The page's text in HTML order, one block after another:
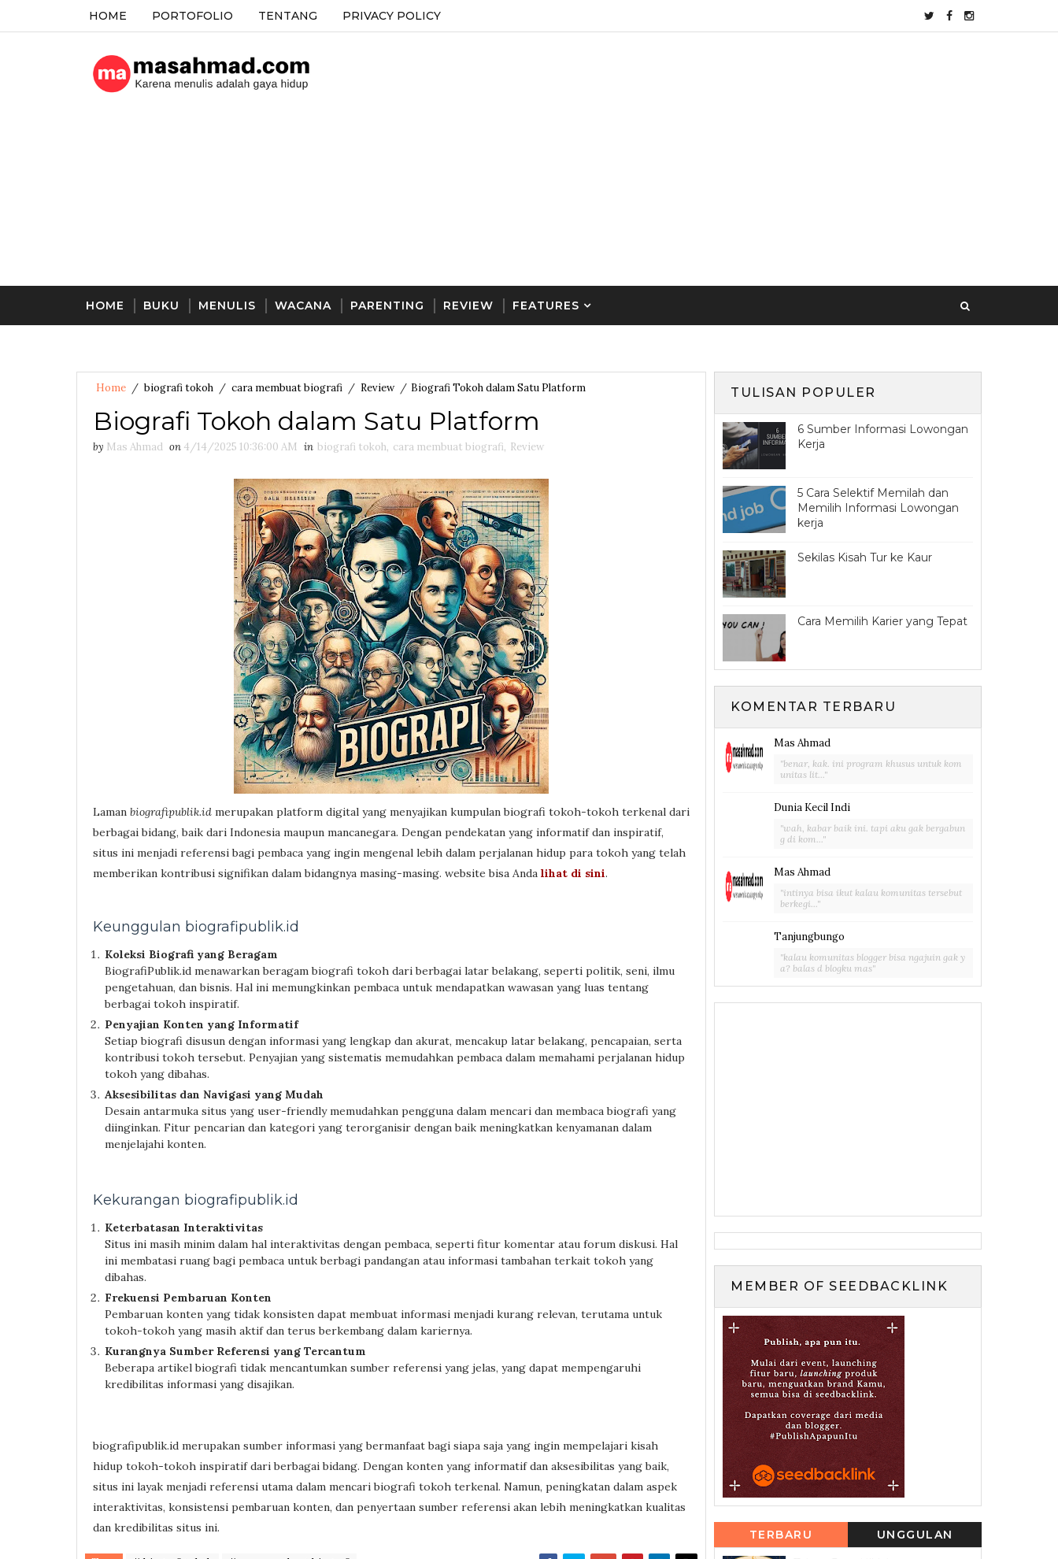
HOME PORTOFOLIO TENTANG PRIVACY POLICY
HOME BUKU MENULIS WACANA PARENTING REVIEW FEATURES
Home / biografi tokoh / cara membuat biografi / Review / Biografi Tokoh dalam Satu Platform
Biografi Tokoh dalam Satu Platform
by Mas Ahmad on 4/14/2025 10:36:00 AM in biografi tokoh, cara membuat biografi, Review
Laman biografipublik.id merupakan platform digital yang menyajikan kumpulan biografi tokoh-tokoh terkenal dari
berbagai bidang, baik dari Indonesia maupun mancanegara. Dengan pendekatan yang informatif dan inspiratif,
situs ini menjadi referensi bagi pembaca yang ingin mengenal lebih dalam perjalanan hidup para tokoh yang telah
memberikan kontribusi signifikan dalam bidangnya masing-masing. website bisa Anda lihat di sini.
Keunggulan biografipublik.id
Koleksi Biografi yang Beragam
BiografiPublik.id menawarkan beragam biografi tokoh dari berbagai latar belakang, seperti politik, seni, ilmu
pengetahuan, dan bisnis. Hal ini memungkinkan pembaca untuk mendapatkan wawasan yang luas tentang
berbagai tokoh inspiratif.
Penyajian Konten yang Informatif
Setiap biografi disusun dengan informasi yang lengkap dan akurat, mencakup latar belakang, pencapaian, serta
kontribusi tokoh tersebut. Penyajian yang sistematis memudahkan pembaca dalam memahami perjalanan hidup
tokoh yang dibahas.
Aksesibilitas dan Navigasi yang Mudah
Desain antarmuka situs yang user-friendly memudahkan pengguna dalam mencari dan membaca biografi yang
diinginkan. Fitur pencarian dan kategori yang terorganisir dengan baik meningkatkan kenyamanan dalam
menjelajahi konten.
Kekurangan biografipublik.id
Keterbatasan Interaktivitas
Situs ini masih minim dalam hal interaktivitas dengan pembaca, seperti fitur komentar atau forum diskusi. Hal
ini membatasi ruang bagi pembaca untuk berbagi pandangan atau informasi tambahan terkait tokoh yang
dibahas.
Frekuensi Pembaruan Konten
Pembaruan konten yang tidak konsisten dapat membuat informasi menjadi kurang relevan, terutama untuk
tokoh-tokoh yang masih aktif dan terus berkembang dalam kariernya.
Kurangnya Sumber Referensi yang Tercantum
Beberapa artikel biografi tidak mencantumkan sumber referensi yang jelas, yang dapat mempengaruhi
kredibilitas informasi yang disajikan.
biografipublik.id merupakan sumber informasi yang bermanfaat bagi siapa saja yang ingin mempelajari kisah
hidup tokoh-tokoh inspiratif dari berbagai bidang. Dengan konten yang informatif dan aksesibilitas yang baik,
situs ini layak menjadi referensi utama dalam mencari biografi tokoh terkenal. Namun, peningkatan dalam aspek
interaktivitas, konsistensi pembaruan konten, dan penyertaan sumber referensi akan lebih meningkatkan kualitas
dan kredibilitas situs ini.
TULISAN POPULER
6 Sumber Informasi Lowongan
Kerja
5 Cara Selektif Memilah dan
Memilih Informasi Lowongan
kerja
Sekilas Kisah Tur ke Kaur
Cara Memilih Karier yang Tepat
KOMENTAR TERBARU
Mas Ahmad
"benar, kak. ini program khusus untuk kom
unitas lit..."
Dunia Kecil Indi
"wah, kabar baik ini. tapi aku gak bergabun
g di kom..."
Mas Ahmad
"intinya bisa ikut kalau komunitas tersebut
berkegi..."
Tanjungbungo
"kalau komunitas blogger bisa ngajuin gak y
a? balas d blogku mas"
MEMBER OF SEEDBACKLINK
TERBARU UNGGULAN